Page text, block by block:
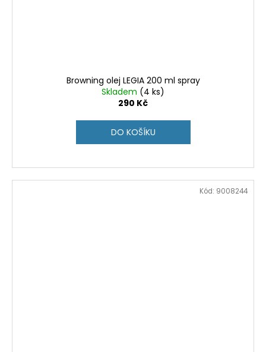
Browning olej LEGIA 200 ml spray
Skladem (4 ks)
290 Kč
DO KOŠÍKU
Kód: 9008244